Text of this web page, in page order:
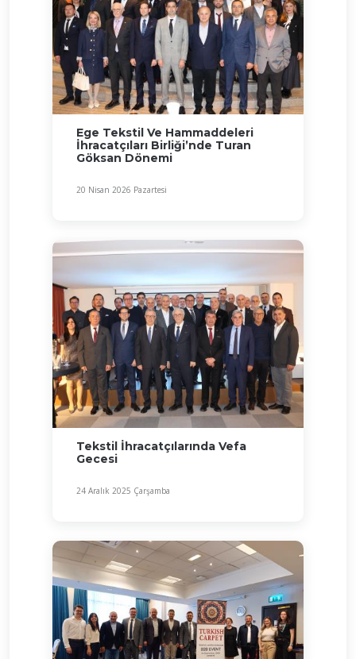
Ege Tekstil Ve Hammaddeleri
İhracatçıları Birliği’nde Turan
Göksan Dönemi
20 Nisan 2026 Pazartesi
Tekstil İhracatçılarında Vefa
Gecesi
24 Aralık 2025 Çarşamba